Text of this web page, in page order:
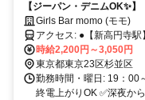
服O K)
【ジーパン・デニムOK✨
1回～/3h～出勤OK】こん
を安心・安全を守るお店 /
客でOK♪【未経験大歓迎】
Girls Bar momo (モモ)
アクセス: ●【新
時給2,200円～3,050円
東京都東京23区杉並区
勤務時間・曜日: 19：00
終電上がりOK ✅深夜か